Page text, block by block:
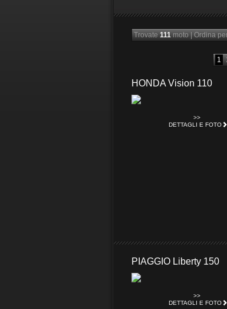
Trovate111moto|Ordina
1
HONDA Vision 110
>>
DETTAGLI E FOTO
PIAGGIO Liberty 150
>>
DETTAGLI E FOTO